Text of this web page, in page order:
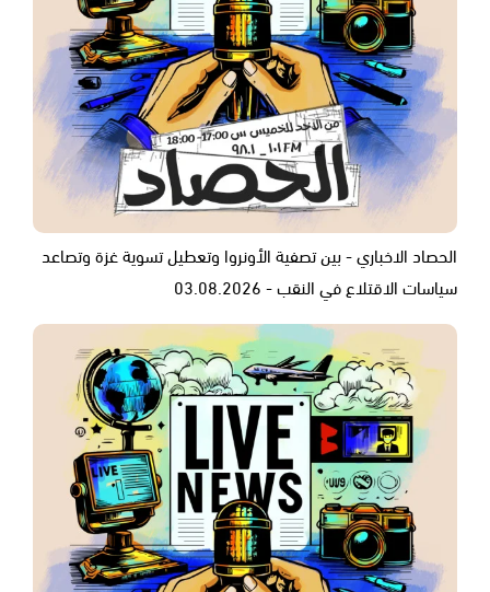
الحصاد الاخباري - بين تصفية الأونروا وتعطيل تسوية غزة وتصاعد
سياسات الاقتلاع في النقب - 03.08.2026